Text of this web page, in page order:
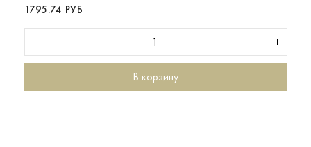
1795.74 РУБ
В корзину